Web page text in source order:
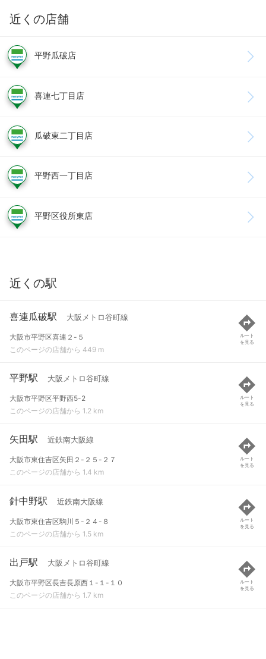
近くの店舗
平野瓜破店
喜連七丁目店
瓜破東二丁目店
平野西一丁目店
平野区役所東店
近くの駅
喜連瓜破駅 大阪メトロ谷町線
大阪市平野区喜連２-５
このページの店舗から 449 m
ルート
を見る
平野駅 大阪メトロ谷町線
大阪市平野区平野西5-2
このページの店舗から 1.2 km
ルート
を見る
矢田駅 近鉄南大阪線
大阪市東住吉区矢田２-２５-２７
このページの店舗から 1.4 km
ルート
を見る
針中野駅 近鉄南大阪線
大阪市東住吉区駒川５-２４-８
このページの店舗から 1.5 km
ルート
を見る
出戸駅 大阪メトロ谷町線
大阪市平野区長吉長原西１-１-１０
このページの店舗から 1.7 km
ルート
を見る